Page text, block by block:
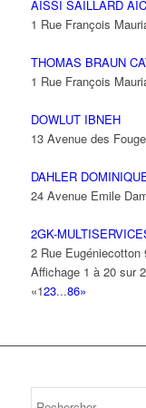
AISSI SAILLARD
1 Rue François
THOMAS BRAUN
1 Rue François
DOWLUT IBNEH
13 Avenue des
DAHLER
24 Avenue Emile
2GK-
2 Rue Eugéniecotton
Affichage 1 à 20 sur
«123...86»